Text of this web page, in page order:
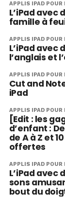
APPLIS IPAD POUR
L’iPad avec
famille à
APPLIS IPAD POUR
L’iPad avec
l’anglais et
APPLIS IPAD POUR
Cut and
iPad
APPLIS IPAD POUR
[Edit : les
d’enfant :
de A à Z et
offertes
APPLIS IPAD POUR
L’iPad avec
sons
bout du